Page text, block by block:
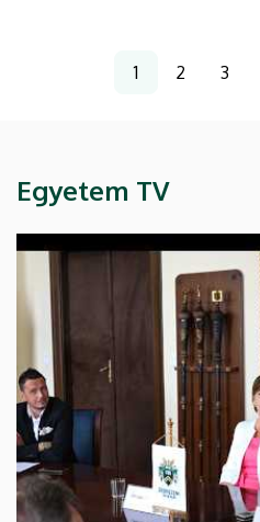
Oldalszámozás
Jelenlegi
1
Page
2
Page
3
Egyetem TV